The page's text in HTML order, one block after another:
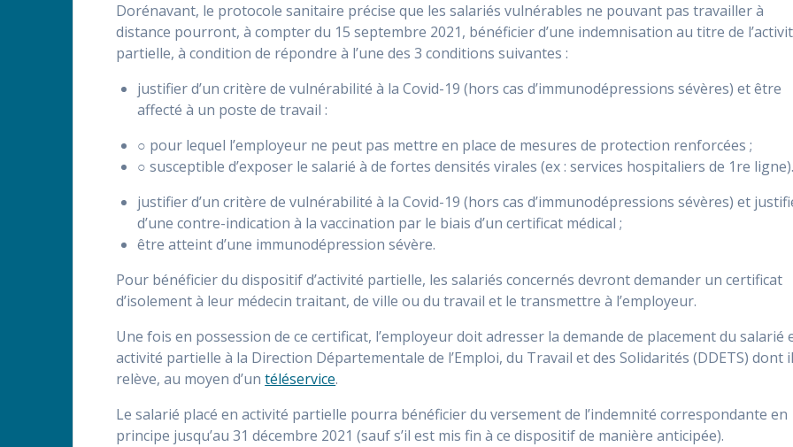
Dorénavant, le protocole sanitaire précise que les salariés vulnérables ne pouvant pas travailler à
distance pourront, à compter du 15 septembre 2021, bénéficier d’une indemnisation au titre de
partielle, à condition de répondre à l’une des 3 conditions suivantes :
justifier d’un critère de vulnérabilité à la Covid-19 (hors cas d’immunodépressions sévères) et être
affecté à un poste de travail :
○ pour lequel l’employeur ne peut pas mettre en place de mesures de protection renforcées ;
○ susceptible d’exposer le salarié à de fortes densités virales (ex : services hospitaliers de 1re
justifier d’un critère de vulnérabilité à la Covid-19 (hors cas d’immunodépressions sévères) et
d’une contre-indication à la vaccination par le biais d’un certificat médical ;
être atteint d’une immunodépression sévère.
Pour bénéficier du dispositif d’activité partielle, les salariés concernés devront demander un certificat
d’isolement à leur médecin traitant, de ville ou du travail et le transmettre à l’employeur.
Une fois en possession de ce certificat, l’employeur doit adresser la demande de placement du salarié
activité partielle à la Direction Départementale de l’Emploi, du Travail et des Solidarités (DDETS) dont
relève, au moyen d’untéléservice.
Le salarié placé en activité partielle pourra bénéficier du versement de l’indemnité correspondante en
principe jusqu’au 31 décembre 2021 (sauf s’il est mis fin à ce dispositif de manière anticipée).